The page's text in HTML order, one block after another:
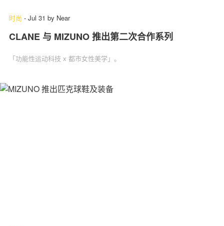
时尚 - Jul 31 by Near
CLANE 与 MIZUNO 推出第二次合作系列
「功能性运动科技 x 都市女性美学」。